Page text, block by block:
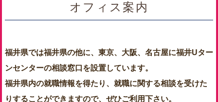
オフィス案内
福井県では福井県の他に、東京、大阪、名古屋に福井Uター
ンセンターの相談窓口を設置しています。
福井県内の就職情報を得たり、就職に関する相談を受けた
りすることができますので、ぜひご利用下さい。